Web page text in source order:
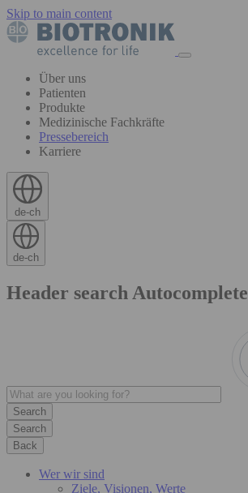
Skip to main content
Über uns
Patienten
Produkte
Medizinische Fachkräfte
Pressebereich
Karriere
de-ch
de-ch
Header search Autocomplete
Search
Back
Wer wir sind
Ziele, Visionen, Werte